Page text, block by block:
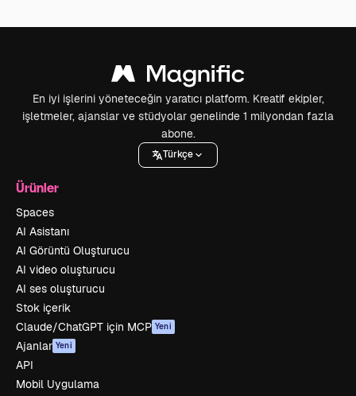
En iyi işlerini yöneteceğin yaratıcı platform. Kreatif ekipler,
işletmeler, ajanslar ve stüdyolar genelinde 1 milyondan fazla
abone.
Türkçe
Ürünler
Spaces
AI Asistanı
AI Görüntü Oluşturucu
AI video oluşturucu
AI ses oluşturucu
Stok içerik
Claude/ChatGPT için MCP Yeni
Ajanlar Yeni
API
Mobil Uygulama